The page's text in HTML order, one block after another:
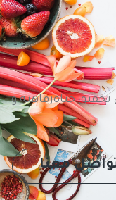
حياةرفاهية و
معنا